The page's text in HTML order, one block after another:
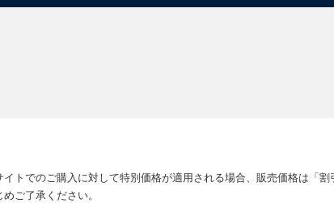
トでのご購入に対して特別価格が適用される場合、販売価格は「割
ご了承ください。